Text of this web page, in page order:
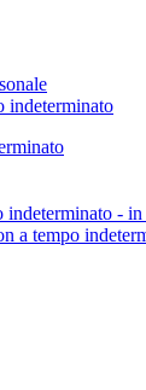
indeterminato
indeterminato -
a tempo